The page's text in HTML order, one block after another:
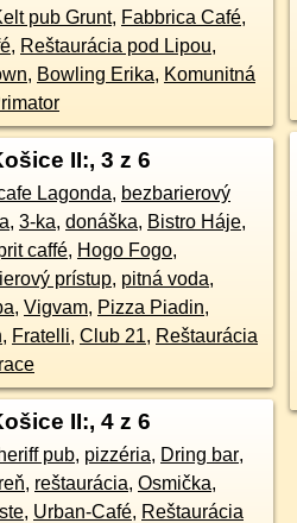
pub Grunt, Fabbrica Café,
, Reštaurácia pod Lipou,
, Bowling Erika, Komunitná
II:, 3 z 6
Lagonda, bezbarierový
, 3-ka, donáška, Bistro Háje,
caffé, Hogo Fogo,
prístup, pitná voda,
, Vigvam, Pizza Piadin,
, Fratelli, Club 21, Reštaurácia
II:, 4 z 6
pub, pizzéria, Dring bar,
, reštaurácia, Osmička,
, Urban-Café, Reštaurácia